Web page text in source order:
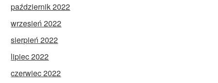
październik 2022
wrzesień 2022
sierpień 2022
lipiec 2022
czerwiec 2022